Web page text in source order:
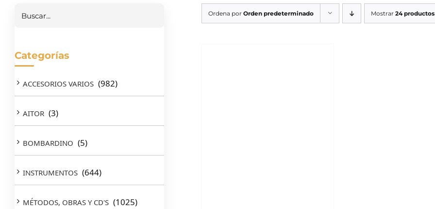
Ordena porOrden predeterminado Mostrar24 productos
Categorías
ACCESORIOS VARIOS (982)
AITOR (3)
BOMBARDINO (5)
INSTRUMENTOS (644)
MÉTODOS, OBRAS Y CD'S (1025)